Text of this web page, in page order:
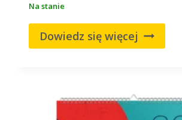
Na stanie
Dowiedz się więcej